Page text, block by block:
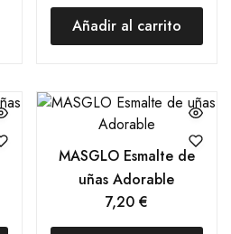
Añadir al carrito
MASGLO Esmalte de
uñas Adorable
7,20 €